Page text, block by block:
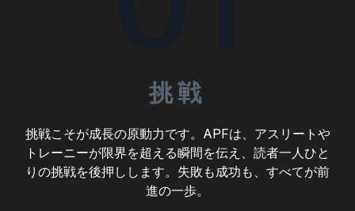
挑戦
挑戦こそが成長の原動力です。APFは、アスリートや
トレーニーが限界を超える瞬間を伝え、読者一人ひと
りの挑戦を後押しします。失敗も成功も、すべてが前
進の一歩。